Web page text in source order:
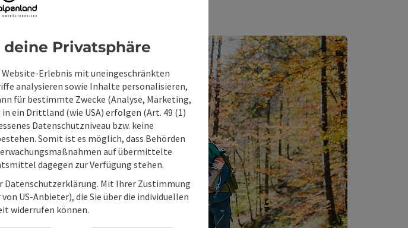
Privatsphäre
Erlebnis mit uneingeschränkten
analysieren sowie Inhalte personalisieren,
für bestimmte Zwecke (Analyse, Marketing,
ein Drittland (wie USA) erfolgen (Art. 49 (1)
Datenschutzniveau bzw. keine
Somit ist es möglich, dass Behörden
auf übermittelte
dagegen zur Verfügung stehen.
Datenschutzerklärung. Mit Ihrer Zustimmung
US-Anbieter), die Sie über die individuellen
widerrufen können.